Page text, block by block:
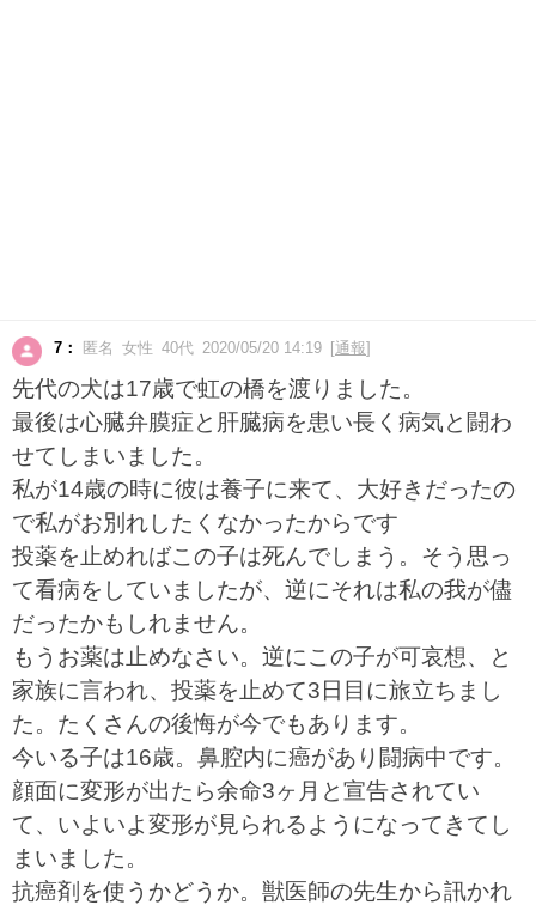
7： 匿名 女性 40代 2020/05/20 14:19 [通報]
先代の犬は17歳で虹の橋を渡りました。
最後は心臓弁膜症と肝臓病を患い長く病気と闘わ
せてしまいました。
私が14歳の時に彼は養子に来て、大好きだったの
で私がお別れしたくなかったからです
投薬を止めればこの子は死んでしまう。そう思っ
て看病をしていましたが、逆にそれは私の我が儘
だったかもしれません。
もうお薬は止めなさい。逆にこの子が可哀想、と
家族に言われ、投薬を止めて3日目に旅立ちまし
た。たくさんの後悔が今でもあります。
今いる子は16歳。鼻腔内に癌があり闘病中です。
顔面に変形が出たら余命3ヶ月と宣告されてい
て、いよいよ変形が見られるようになってきてし
まいました。
抗癌剤を使うかどうか。獣医師の先生から訊かれ